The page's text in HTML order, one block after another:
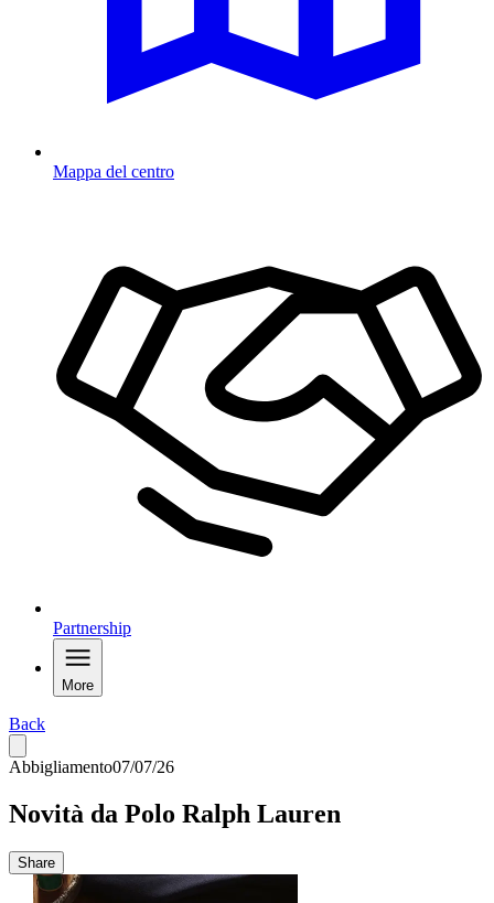
Mappa del centro
Partnership
More
Back
Abbigliamento07/07/26
Novità da Polo Ralph Lauren
Share